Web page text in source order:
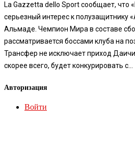
La Gazzetta dello Sport сообщает, что
серьезный интерес к полузащитнику
Альмаде. Чемпион Мира в составе
рассматривается боссами клуба на
Трансфер не исключает приход
скорее всего, будет конкурировать с...
Авторизация
Войти